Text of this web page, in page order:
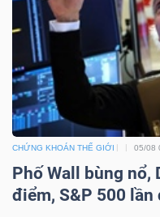
CHỨNG KHOÁN THẾ GIỚI 05/08
Phố Wall bùng nổ,
điểm, S&P 500